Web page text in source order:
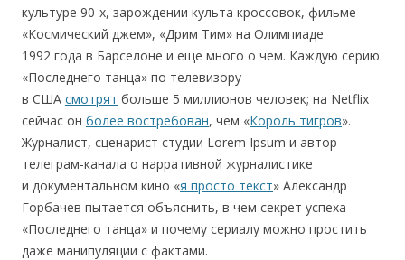
культуре 90-х, зарождении культа кроссовок, фильме
«Космический джем», «Дрим Тим» на Олимпиаде
1992 года в Барселоне и еще много о чем. Каждую серию
«Последнего танца» по телевизору
в США смотрят больше 5 миллионов человек; на Netflix
сейчас он более востребован, чем «Король тигров».
Журналист, сценарист студии Lorem Ipsum и автор
телеграм-канала о нарративной журналистике
и документальном кино «я просто текст» Александр
Горбачев пытается объяснить, в чем секрет успеха
«Последнего танца» и почему сериалу можно простить
даже манипуляции с фактами.